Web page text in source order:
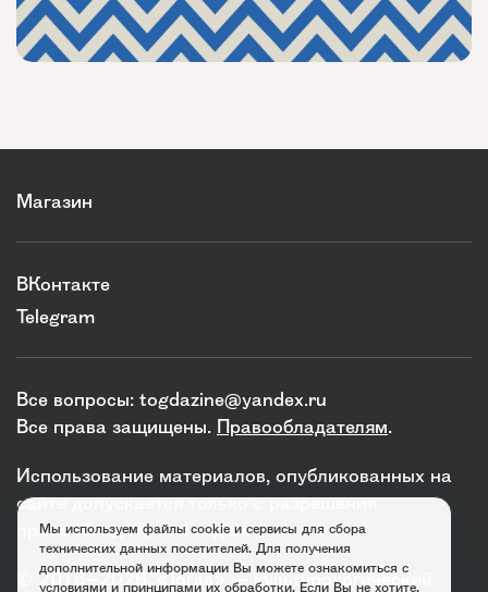
Магазин
ВКонтакте
Telegram
Все вопросы: togdazine@yandex.ru
Все права защищены. Правообладателям.
Использование материалов, опубликованных на
сайте допускается только с разрешения
правообладателя и издания.
© 2016–2026. «Тогда» — культурологический
Мы используем файлы cookie и сервисы для сбора
технических данных посетителей. Для получения
дополнительной информации Вы можете ознакомиться с
условиями и принципами их обработки. Если Вы не хотите,